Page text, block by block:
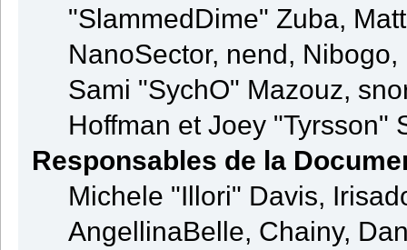
"SlammedDime" Zuba,
NanoSector, nend,
Sami "SychO" Mazouz,
Hoffman et Joey "Tyrsson"
Responsables de la
Michele "Illori" Davis,
AngellinaBelle, Chainy,